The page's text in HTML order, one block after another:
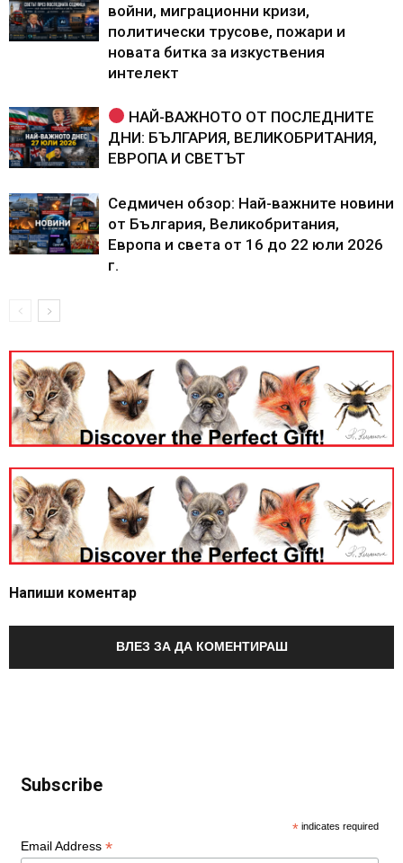
войни, миграционни кризи,
политически трусове, пожари и
новата битка за изкуствения
интелект
НАЙ-ВАЖНОТО ОТ ПОСЛЕДНИТЕ
ДНИ: БЪЛГАРИЯ, ВЕЛИКОБРИТАНИЯ,
ЕВРОПА И СВЕТЪТ
Седмичен обзор: Най-важните новини
от България, Великобритания,
Европа и света от 16 до 22 юли 2026
г.
Напиши коментар
ВЛЕЗ ЗА ДА КОМЕНТИРАШ
Subscribe
* indicates required
Email Address *